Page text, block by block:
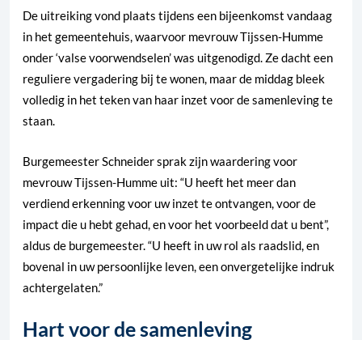
De uitreiking vond plaats tijdens een bijeenkomst vandaag
in het gemeentehuis, waarvoor mevrouw Tijssen-Humme
onder ‘valse voorwendselen’ was uitgenodigd. Ze dacht een
reguliere vergadering bij te wonen, maar de middag bleek
volledig in het teken van haar inzet voor de samenleving te
staan.
Burgemeester Schneider sprak zijn waardering voor
mevrouw Tijssen-Humme uit: “U heeft het meer dan
verdiend erkenning voor uw inzet te ontvangen, voor de
impact die u hebt gehad, en voor het voorbeeld dat u bent”,
aldus de burgemeester. “U heeft in uw rol als raadslid, en
bovenal in uw persoonlijke leven, een onvergetelijke indruk
achtergelaten.”
Hart voor de samenleving